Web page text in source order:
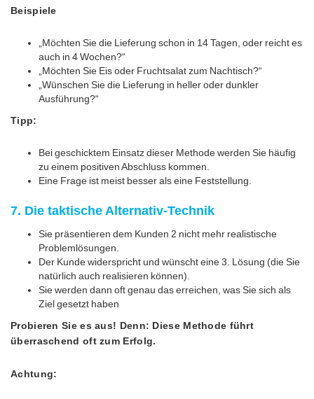
Beispiele
„Möchten Sie die Lieferung schon in 14 Tagen, oder reicht es
auch in 4 Wochen?“
„Möchten Sie Eis oder Fruchtsalat zum Nachtisch?“
„Wünschen Sie die Lieferung in heller oder dunkler
Ausführung?“
Tipp:
Bei geschicktem Einsatz dieser Methode werden Sie häufig
zu einem positiven Abschluss kommen.
Eine Frage ist meist besser als eine Feststellung.
7. Die taktische Alternativ-Technik
Sie präsentieren dem Kunden 2 nicht mehr realistische
Problemlösungen.
Der Kunde widerspricht und wünscht eine 3. Lösung (die Sie
natürlich auch realisieren können).
Sie werden dann oft genau das erreichen, was Sie sich als
Ziel gesetzt haben
Probieren Sie es aus! Denn: Diese Methode führt
überraschend oft zum Erfolg.
Achtung: